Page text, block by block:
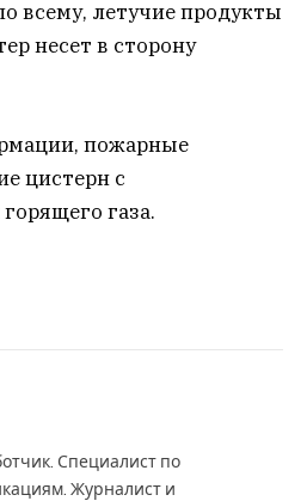
всему, летучие продукты
несет в сторону
пожарные
цистерн с
газа.
Специалист по
Журналист и